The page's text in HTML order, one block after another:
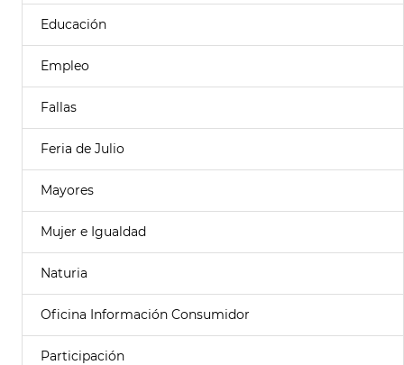
Educación
Empleo
Fallas
Feria de Julio
Mayores
Mujer e Igualdad
Naturia
Oficina Información Consumidor
Participación